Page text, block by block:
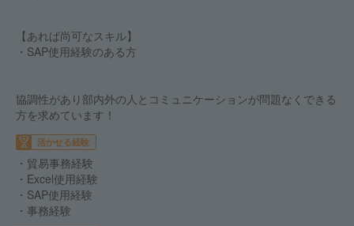
【あれば尚可なスキル】
・SAP使用経験のある方
協調性があり部内外の人とコミュニケーションが問題なくできる
方を求めています！
活かせる経験
・貿易事務経験
・Excel使用経験
・SAP使用経験
・事務経験